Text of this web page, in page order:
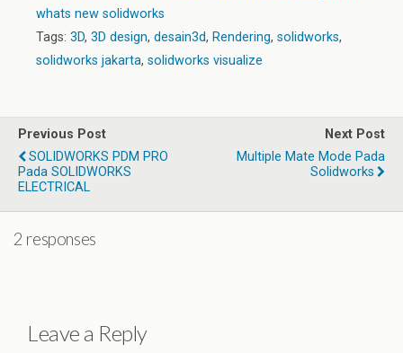
whats new solidworks
Tags: 3D, 3D design, desain3d, Rendering, solidworks,
solidworks jakarta, solidworks visualize
Previous Post
SOLIDWORKS PDM PRO
Pada SOLIDWORKS
ELECTRICAL
Next Post
Multiple Mate Mode Pada
Solidworks
2 responses
Leave a Reply